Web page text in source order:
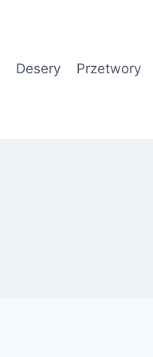
Desery Przetwory